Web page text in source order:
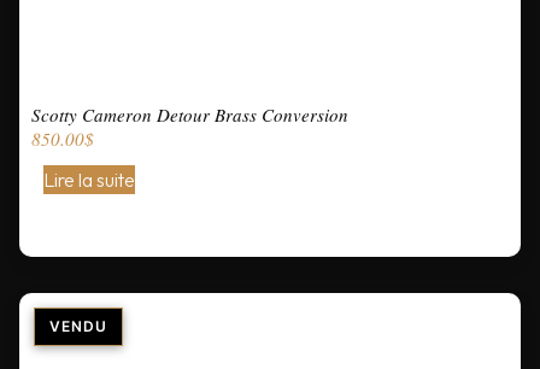
Scotty Cameron Detour Brass Conversion
850.00$
Lire la suite